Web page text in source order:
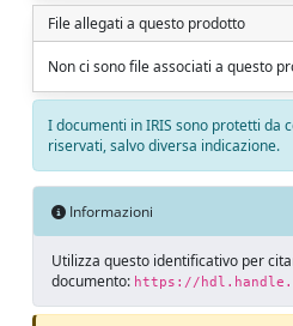
File allegati a questo prodotto
Non ci sono file associati a questo
I documenti in IRIS sono protetti da
riservati, salvo diversa indicazione.
Informazioni
Utilizza questo identificativo per
documento: https://